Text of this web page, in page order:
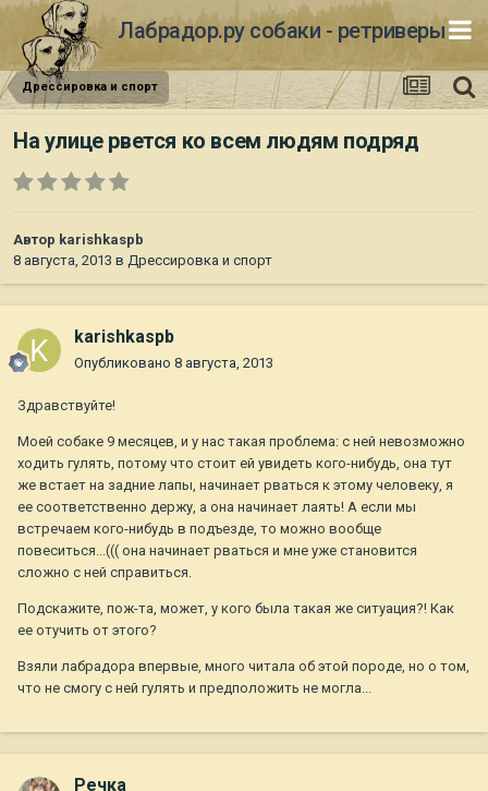
Лабрадор.ру собаки - ретриверы
Дрессировка и спорт
На улице рвется ко всем людям подряд
Автор karishkaspb
8 августа, 2013 в Дрессировка и спорт
karishkaspb
Опубликовано 8 августа, 2013
Здравствуйте!
Моей собаке 9 месяцев, и у нас такая проблема: с ней невозможно
ходить гулять, потому что стоит ей увидеть кого-нибудь, она тут
же встает на задние лапы, начинает рваться к этому человеку, я
ее соответственно держу, а она начинает лаять! А если мы
встречаем кого-нибудь в подъезде, то можно вообще
повеситься...((( она начинает рваться и мне уже становится
сложно с ней справиться.
Подскажите, пож-та, может, у кого была такая же ситуация?! Как
ее отучить от этого?
Взяли лабрадора впервые, много читала об этой породе, но о том,
что не смогу с ней гулять и предположить не могла...
Речка